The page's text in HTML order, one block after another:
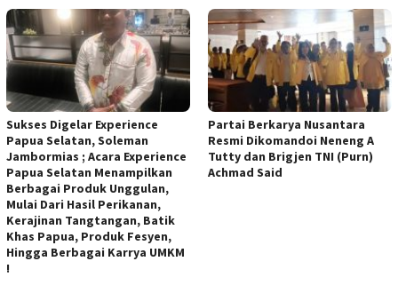
Sukses Digelar Experience
Papua Selatan, Soleman
Jambormias ; Acara Experience
Papua Selatan Menampilkan
Berbagai Produk Unggulan,
Mulai Dari Hasil Perikanan,
Kerajinan Tangtangan, Batik
Khas Papua, Produk Fesyen,
Hingga Berbagai Karrya UMKM
!
Partai Berkarya Nusantara
Resmi Dikomandoi Neneng A
Tutty dan Brigjen TNI (Purn)
Achmad Said